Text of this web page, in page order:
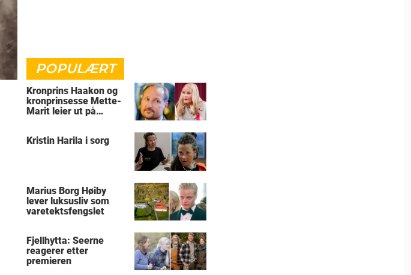
POPULÆRT
Kronprins Haakon og
kronprinsesse Mette-
Marit leier ut på
Kristin Harila i sorg
Marius Borg Høiby
lever luksusliv som
varetektsfengslet
Fjellhytta: Seerne
reagerer etter
premieren